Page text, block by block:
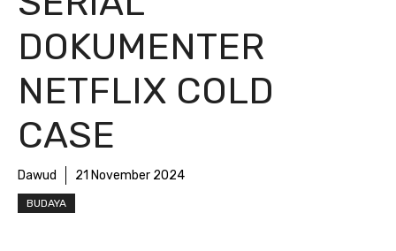
DOKUMENTER
NETFLIX COLD
CASE
Dawud 21 November 2024
BUDAYA